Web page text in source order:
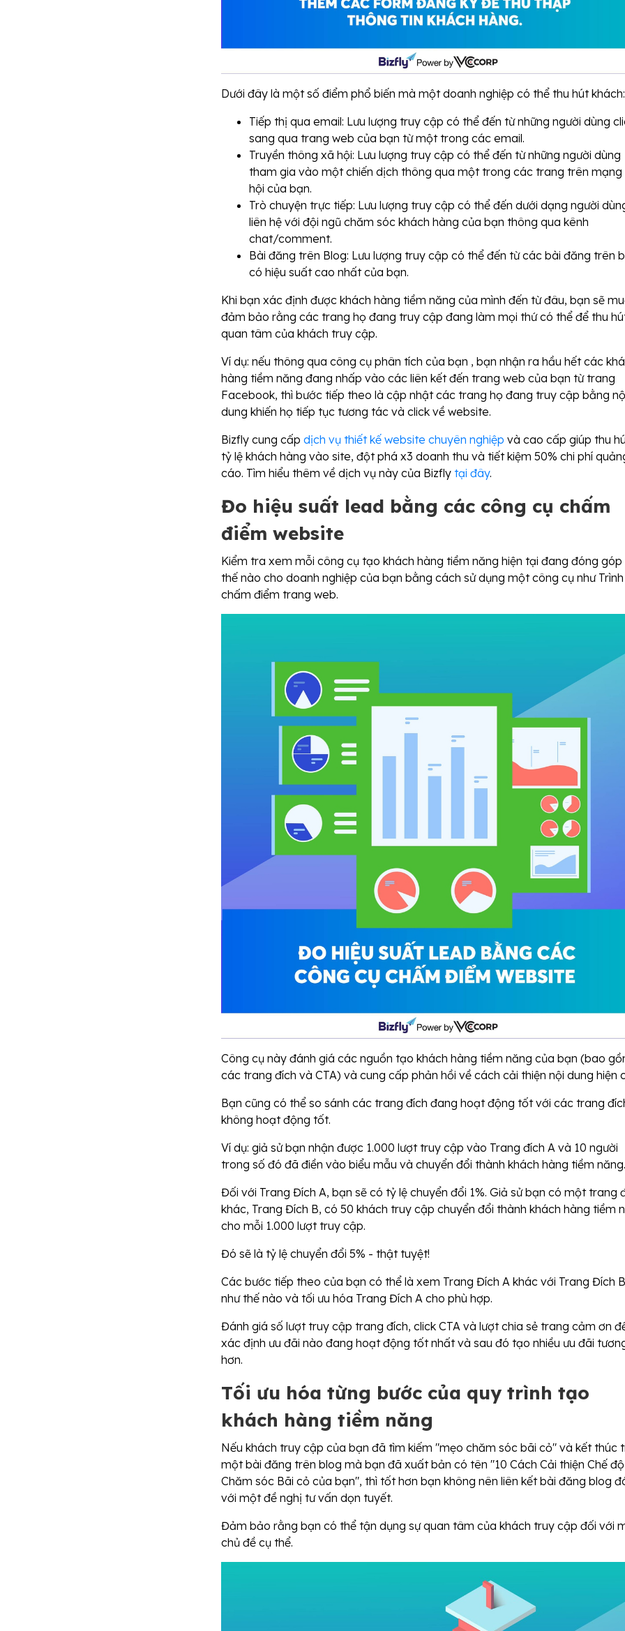
Dưới đây là một số điểm phổ biến mà một doanh nghiệp có thể thu hút khách:
Tiếp thị qua email: Lưu lượng truy cập có thể đến từ những người dùng
sang qua trang web của bạn từ một trong các email.
Truyền thông xã hội: Lưu lượng truy cập có thể đến từ những người dùng
tham gia vào một chiến dịch thông qua một trong các trang trên mạng
hội của bạn.
Trò chuyện trực tiếp: Lưu lượng truy cập có thể đến dưới dạng người
liên hệ với đội ngũ chăm sóc khách hàng của bạn thông qua kênh
chat/comment.
Bài đăng trên Blog: Lưu lượng truy cập có thể đến từ các bài đăng trên
có hiệu suất cao nhất của bạn.
Khi bạn xác định được khách hàng tiềm năng của mình đến từ đâu, bạn sẽ
đảm bảo rằng các trang họ đang truy cập đang làm mọi thứ có thể để thu
quan tâm của khách truy cập.
Ví dụ: nếu thông qua công cụ phân tích của bạn , bạn nhận ra hầu hết các
hàng tiềm năng đang nhấp vào các liên kết đến trang web của bạn từ trang
Facebook, thì bước tiếp theo là cập nhật các trang họ đang truy cập bằng
dung khiến họ tiếp tục tương tác và click về website.
Bizfly cung cấp dịch vụ thiết kế website chuyên nghiệp và cao cấp giúp thu
tỷ lệ khách hàng vào site, đột phá x3 doanh thu và tiết kiệm 50% chi phí
cáo. Tìm hiểu thêm về dịch vụ này của Bizfly tại đây.
Đo hiệu suất lead bằng các công cụ chấm
điểm website
Kiểm tra xem mỗi công cụ tạo khách hàng tiềm năng hiện tại đang đóng góp
thế nào cho doanh nghiệp của bạn bằng cách sử dụng một công cụ như Trình
chấm điểm trang web.
Công cụ này đánh giá các nguồn tạo khách hàng tiềm năng của bạn (bao
các trang đích và CTA) và cung cấp phản hồi về cách cải thiện nội dung hiện
Bạn cũng có thể so sánh các trang đích đang hoạt động tốt với các trang
không hoạt động tốt.
Ví dụ: giả sử bạn nhận được 1.000 lượt truy cập vào Trang đích A và 10 người
trong số đó đã điền vào biểu mẫu và chuyển đổi thành khách hàng tiềm năng.
Đối với Trang Đích A, bạn sẽ có tỷ lệ chuyển đổi 1%. Giả sử bạn có một trang
khác, Trang Đích B, có 50 khách truy cập chuyển đổi thành khách hàng tiềm
cho mỗi 1.000 lượt truy cập.
Đó sẽ là tỷ lệ chuyển đổi 5% - thật tuyệt!
Các bước tiếp theo của bạn có thể là xem Trang Đích A khác với Trang Đích B
như thế nào và tối ưu hóa Trang Đích A cho phù hợp.
Đánh giá số lượt truy cập trang đích, click CTA và lượt chia sẻ trang cảm ơn
xác định ưu đãi nào đang hoạt động tốt nhất và sau đó tạo nhiều ưu đãi
hơn.
Tối ưu hóa từng bước của quy trình tạo
khách hàng tiềm năng
Nếu khách truy cập của bạn đã tìm kiếm "mẹo chăm sóc bãi cỏ" và kết thúc
một bài đăng trên blog mà bạn đã xuất bản có tên "10 Cách Cải thiện Chế độ
Chăm sóc Bãi cỏ của bạn", thì tốt hơn bạn không nên liên kết bài đăng blog
với một đề nghị tư vấn dọn tuyết.
Đảm bảo rằng bạn có thể tận dụng sự quan tâm của khách truy cập đối với
chủ đề cụ thể.